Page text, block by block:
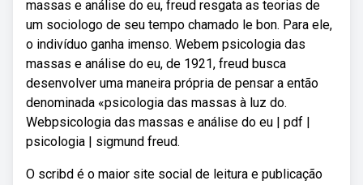
massas e análise do eu, freud resgata as teorias de
um sociologo de seu tempo chamado le bon. Para ele,
o indivíduo ganha imenso. Webem psicologia das
massas e análise do eu, de 1921, freud busca
desenvolver uma maneira própria de pensar a então
denominada «psicologia das massas à luz do.
Webpsicologia das massas e análise do eu | pdf |
psicologia | sigmund freud.
O scribd é o maior site social de leitura e publicação